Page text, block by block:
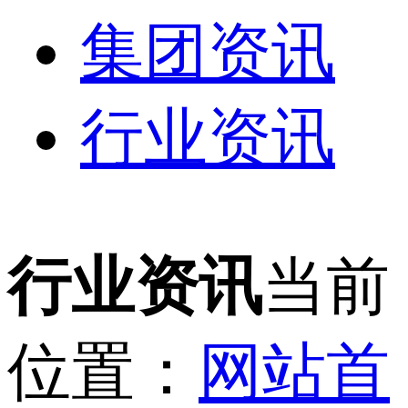
集团资讯
行业资讯
行业资讯当前
位置： 网站首